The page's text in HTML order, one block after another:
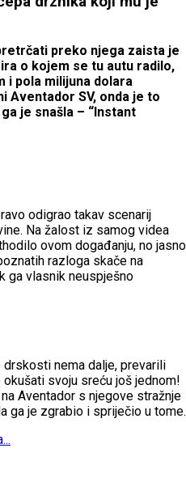
preko njega zaista je
o kojem se tu autu radilo,
i pola milijuna dolara
Aventador SV, onda je to
je snašla – “Instant
odigrao takav scenarij
Na žalost iz samog videa
ovom događanju, no jasno
razloga skače na
ga vlasnik neuspješno
nema dalje, prevarili
svoju sreću još jednom!
Aventador s njegove stražnje
ga je zgrabio i spriječio u tome.